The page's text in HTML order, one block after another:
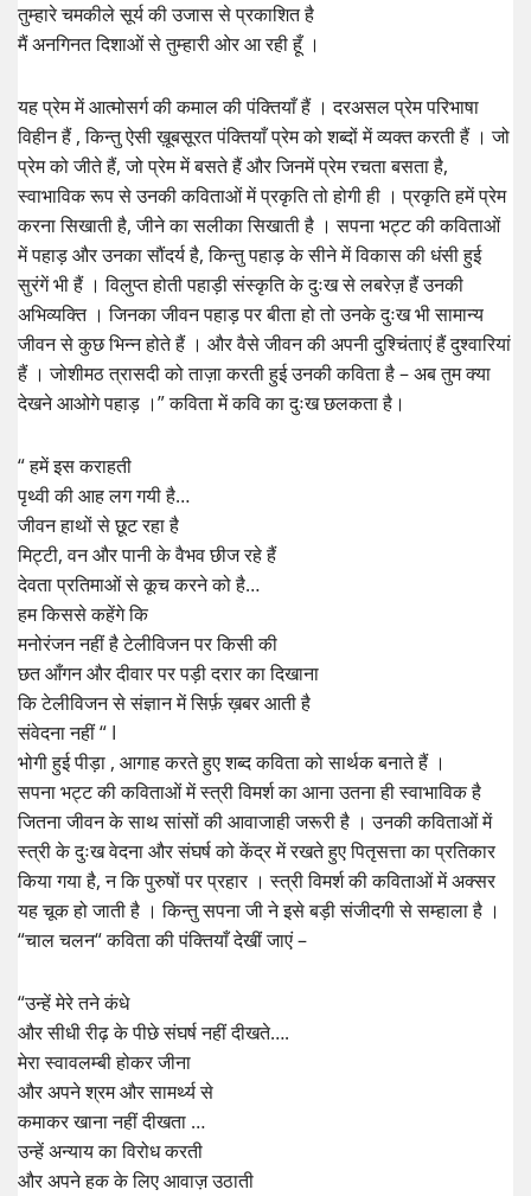
तुम्हारे चमकीले सूर्य की उजास से प्रकाशित है
मैं अनगिनत दिशाओं से तुम्हारी ओर आ रही हूँ ।
यह प्रेम में आत्मोसर्ग की कमाल की पंक्तियाँ हैं । दरअसल प्रेम परिभाषा
विहीन हैं , किन्तु ऐसी ख़ूबसूरत पंक्तियाँ प्रेम को शब्दों में व्यक्त करती हैं । जो
प्रेम को जीते हैं, जो प्रेम में बसते हैं और जिनमें प्रेम रचता बसता है,
स्वाभाविक रूप से उनकी कविताओं में प्रकृति तो होगी ही । प्रकृति हमें प्रेम
करना सिखाती है, जीने का सलीका सिखाती है । सपना भट्ट की कविताओं
में पहाड़ और उनका सौंदर्य है, किन्तु पहाड़ के सीने में विकास की धंसी हुई
सुरंगें भी हैं । विलुप्त होती पहाड़ी संस्कृति के दुःख से लबरेज़ हैं उनकी
अभिव्यक्ति । जिनका जीवन पहाड़ पर बीता हो तो उनके दुःख भी सामान्य
जीवन से कुछ भिन्न होते हैं । और वैसे जीवन की अपनी दुश्चिंताएं हैं दुश्वारियां
हैं । जोशीमठ त्रासदी को ताज़ा करती हुई उनकी कविता है – अब तुम क्या
देखने आओगे पहाड़ ।” कविता में कवि का दुःख छलकता है।
“ हमें इस कराहती
पृथ्वी की आह लग गयी है…
जीवन हाथों से छूट रहा है
मिट्टी, वन और पानी के वैभव छीज रहे हैं
देवता प्रतिमाओं से कूच करने को है…
हम किससे कहेंगे कि
मनोरंजन नहीं है टेलीविजन पर किसी की
छत आँगन और दीवार पर पड़ी दरार का दिखाना
कि टेलीविजन से संज्ञान में सिर्फ़ ख़बर आती है
संवेदना नहीं “ I
भोगी हुई पीड़ा , आगाह करते हुए शब्द कविता को सार्थक बनाते हैं ।
सपना भट्ट की कविताओं में स्त्री विमर्श का आना उतना ही स्वाभाविक है
जितना जीवन के साथ सांसों की आवाजाही जरूरी है । उनकी कविताओं में
स्त्री के दुःख वेदना और संघर्ष को केंद्र में रखते हुए पितृसत्ता का प्रतिकार
किया गया है, न कि पुरुषों पर प्रहार । स्त्री विमर्श की कविताओं में अक्सर
यह चूक हो जाती है । किन्तु सपना जी ने इसे बड़ी संजीदगी से सम्हाला है ।
“चाल चलन“ कविता की पंक्तियाँ देखीं जाएं –
“उन्हें मेरे तने कंधे
और सीधी रीढ़ के पीछे संघर्ष नहीं दीखते….
मेरा स्वावलम्बी होकर जीना
और अपने श्रम और सामर्थ्य से
कमाकर खाना नहीं दीखता …
उन्हें अन्याय का विरोध करती
और अपने हक के लिए आवाज़ उठाती